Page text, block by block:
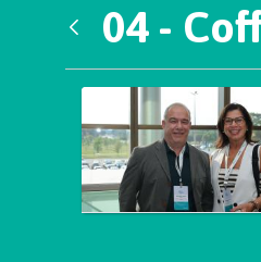
04 -
Galeria de Mídias